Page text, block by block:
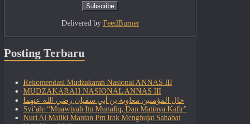
Delivered by FeedBurner
Posting Terbaru
Rekomendasi Mudzakarah Nasional ANNAS III
MUDZAKARAH NASIONAL ANNAS III
خال المؤمنين معاوية بن أبي سفيان رضي الله عنهما
Syi’ah: “Muawiyah Itu Munafiq, Dan Matinya Kafir”
Nuri Al Maliki Mantan Pm Irak Menghujat Sahabat